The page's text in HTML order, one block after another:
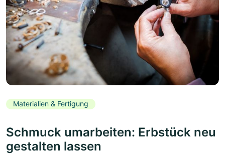
Materialien & Fertigung
Schmuck umarbeiten: Erbstück neu
gestalten lassen